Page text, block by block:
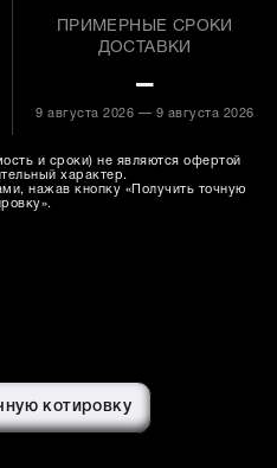
ПРИМЕРНЫЕ СРОКИ
ДОСТАВКИ
–
9 августа 2026 — 9 августа 2026
и сроки) не являются офертой
характер.
нажав кнопку «Получить точную
котировку